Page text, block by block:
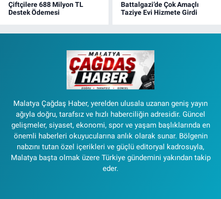
Çiftçilere 688 Milyon TL
Destek Ödemesi
Battalgazi’de Çok Amaçlı
Taziye Evi Hizmete Girdi
Malatya Çağdaş Haber, yerelden ulusala uzanan geniş yayın
ağıyla doğru, tarafsız ve hızlı haberciliğin adresidir. Güncel
gelişmeler, siyaset, ekonomi, spor ve yaşam başlıklarında en
önemli haberleri okuyucularına anlık olarak sunar. Bölgenin
nabzını tutan özel içerikleri ve güçlü editoryal kadrosuyla,
Malatya başta olmak üzere Türkiye gündemini yakından takip
eder.